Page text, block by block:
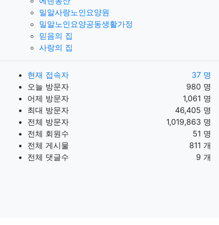
밀알사랑노인요양원
밀알노인요양공동생활가정
믿음의 집
사랑의 집
현재 접속자
37 명
오늘 방문자
980 명
어제 방문자
1,061 명
최대 방문자
46,405 명
전체 방문자
1,019,863 명
전체 회원수
51 명
전체 게시물
811 개
전체 댓글수
9 개